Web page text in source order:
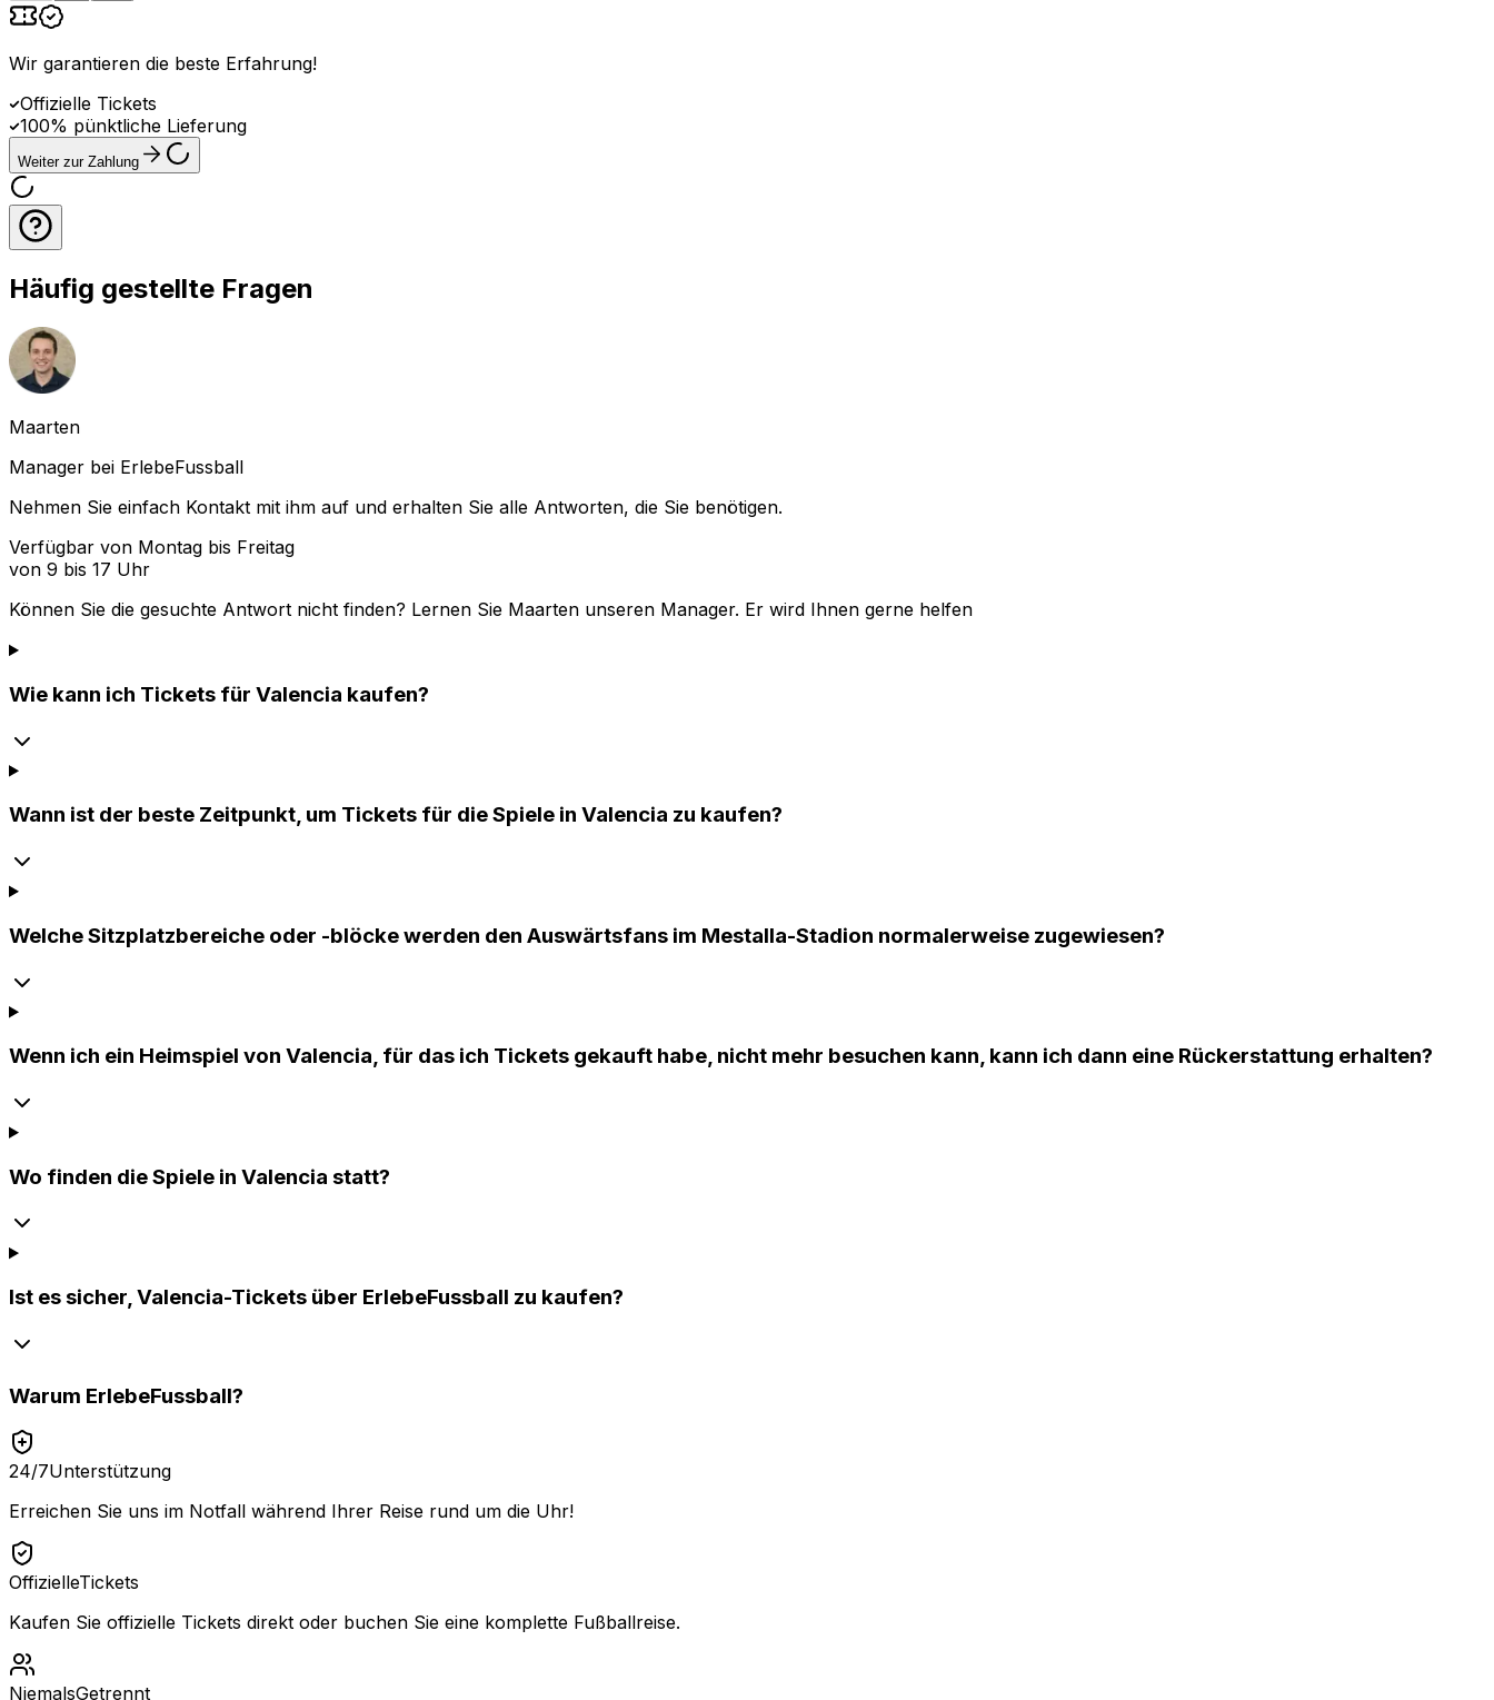
Wir garantieren die beste Erfahrung!
Offizielle Tickets
100% pünktliche Lieferung
Weiter zur Zahlung
Häufig gestellte Fragen
Maarten
Manager bei ErlebeFussball
Nehmen Sie einfach Kontakt mit ihm auf und erhalten Sie alle Antworten, die Sie benötigen.
Verfügbar von Montag bis Freitag
von 9 bis 17 Uhr
Können Sie die gesuchte Antwort nicht finden? Lernen Sie Maarten unseren Manager. Er wird Ihnen gerne helfen
Wie kann ich Tickets für Valencia kaufen?
Wann ist der beste Zeitpunkt, um Tickets für die Spiele in Valencia zu kaufen?
Welche Sitzplatzbereiche oder -blöcke werden den Auswärtsfans im Mestalla-Stadion normalerweise zugewiesen?
Wenn ich ein Heimspiel von Valencia, für das ich Tickets gekauft habe, nicht mehr besuchen kann, kann ich dann eine Rückerstattung erhalten?
Wo finden die Spiele in Valencia statt?
Ist es sicher, Valencia-Tickets über ErlebeFussball zu kaufen?
Warum ErlebeFussball?
24/7Unterstützung
Erreichen Sie uns im Notfall während Ihrer Reise rund um die Uhr!
OffizielleTickets
Kaufen Sie offizielle Tickets direkt oder buchen Sie eine komplette Fußballreise.
NiemalsGetrennt